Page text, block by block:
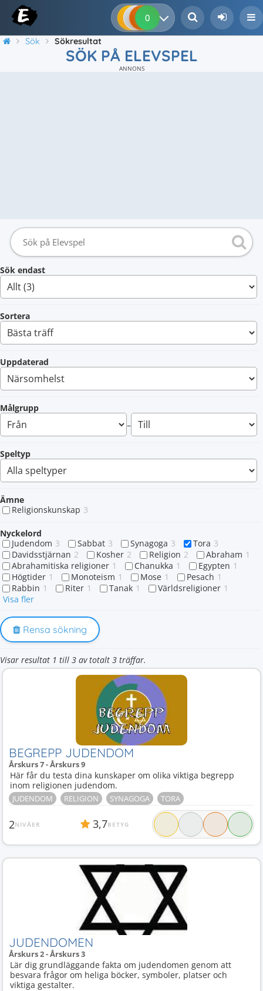
0 0 0
Sök Sökresultat
SÖK PÅ ELEVSPEL
ANNONS
Sök endast
Sortera
Uppdaterad
Målgrupp
–
Speltyp
Ämne
Religionskunskap 3
Nyckelord
Judendom 3 Sabbat 3 Synagoga 3 Tora 3
Davidsstjärnan 2 Kosher 2 Religion 2 Abraham 1
Abrahamitiska religioner 1 Chanukka 1 Egypten 1
Högtider 1 Monoteism 1 Mose 1 Pesach 1
Rabbin 1 Riter 1 Tanak 1 Världsreligioner 1
Visa fler
Rensa sökning
Visar resultat 1 till 3 av totalt 3 träffar.
BEGREPP JUDENDOM
Årskurs 7 - Årskurs 9
Här får du testa dina kunskaper om olika viktiga begrepp
inom religionen judendom.
JUDENDOM RELIGION SYNAGOGA TORA
2NIVÅER 3,7BETYG
JUDENDOMEN
Årskurs 2 - Årskurs 3
Lär dig grundläggande fakta om judendomen genom att
besvara frågor om heliga böcker, symboler, platser och
viktiga gestalter.